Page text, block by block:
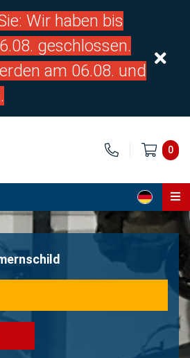
Wir haben bis
geschlossen.
am 06.08. und
0
Home
Über uns
Kontakt
Volvo Verkaufen?